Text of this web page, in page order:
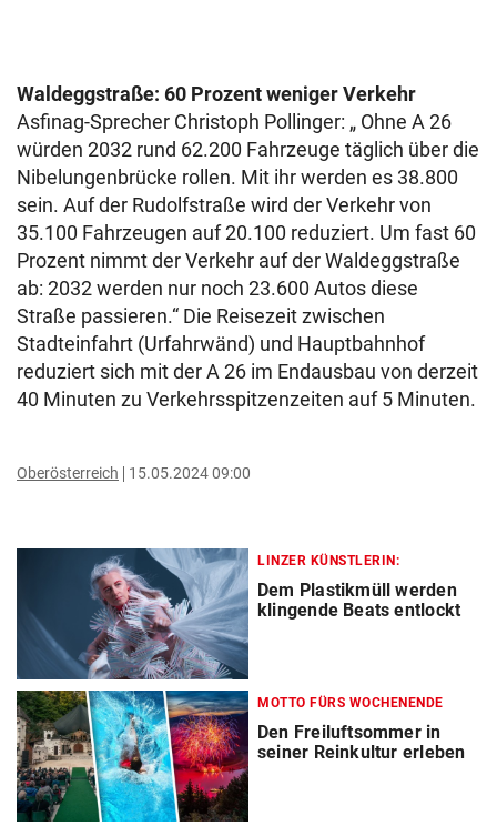
Waldeggstraße: 60 Prozent weniger Verkehr
Asfinag-Sprecher Christoph Pollinger: „ Ohne A 26
würden 2032 rund 62.200 Fahrzeuge täglich über die
Nibelungenbrücke rollen. Mit ihr werden es 38.800
sein. Auf der Rudolfstraße wird der Verkehr von
35.100 Fahrzeugen auf 20.100 reduziert. Um fast 60
Prozent nimmt der Verkehr auf der Waldeggstraße
ab: 2032 werden nur noch 23.600 Autos diese
Straße passieren.“ Die Reisezeit zwischen
Stadteinfahrt (Urfahrwänd) und Hauptbahnhof
reduziert sich mit der A 26 im Endausbau von derzeit
40 Minuten zu Verkehrsspitzenzeiten auf 5 Minuten.
Oberösterreich 15.05.2024 09:00
LINZER KÜNSTLERIN:
Dem Plastikmüll werden
klingende Beats entlockt
MOTTO FÜRS WOCHENENDE
Den Freiluftsommer in
seiner Reinkultur erleben